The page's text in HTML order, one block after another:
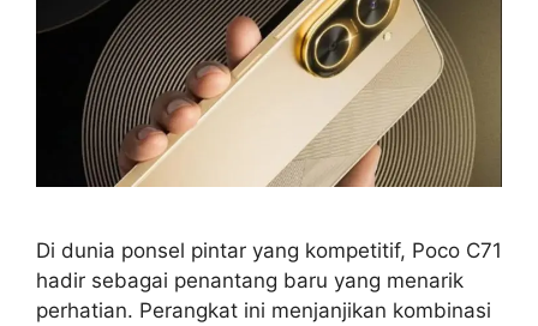
Di dunia ponsel pintar yang kompetitif, Poco C71
hadir sebagai penantang baru yang menarik
perhatian. Perangkat ini menjanjikan kombinasi